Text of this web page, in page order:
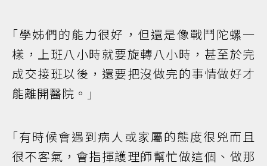
｢學姊們的能力很好，但還是像戰鬥陀螺一
樣，上班八小時就要旋轉八小時，甚至於完
成交接班以後，還要把沒做完的事情做好才
能離開醫院。｣
｢有時候會遇到病人或家屬的態度很兇而且
很不客氣，會指揮護理師幫忙做這個、做那